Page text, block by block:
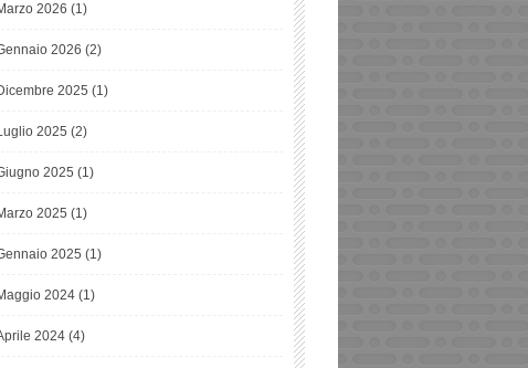
2026 (1)
2026 (2)
2025 (1)
2025 (2)
2025 (1)
2025 (1)
2025 (1)
2024 (1)
2024 (4)